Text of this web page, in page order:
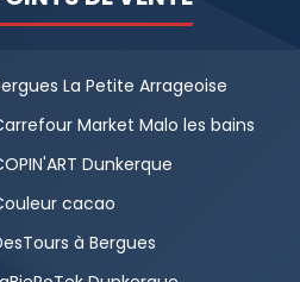
La Petite Arrageoise
Market Malo les bains
Dunkerque
cacao
à Bergues